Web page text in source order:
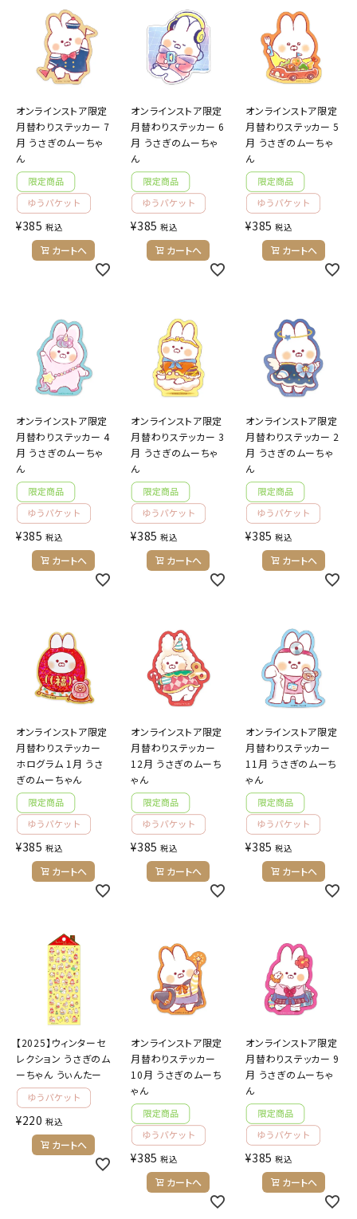
よくあるご質問
プライバシーポリシー
特定商取引法について
ACCOUNT MENU
ようこそ ゲスト 様
meeting_room ログイン person 会員登録
オンラインストア限定
月替わりステッカー 7
月 うさぎのムーちゃ
ん
¥385 税込
カートへ
オンラインストア限定
月替わりステッカー 6
月 うさぎのムーちゃ
ん
¥385 税込
カートへ
オンラインストア限定
月替わりステッカー 5
月 うさぎのムーちゃ
ん
¥385 税込
カートへ
オンラインストア限定
月替わりステッカー 4
月 うさぎのムーちゃ
ん
¥385 税込
カートへ
オンラインストア限定
月替わりステッカー 3
月 うさぎのムーちゃ
ん
¥385 税込
カートへ
オンラインストア限定
月替わりステッカー 2
月 うさぎのムーちゃ
ん
¥385 税込
カートへ
オンラインストア限定
月替わりステッカー
ホログラム 1月 うさ
ぎのムーちゃん
¥385 税込
カートへ
オンラインストア限定
月替わりステッカー
12月 うさぎのムーち
ゃん
¥385 税込
カートへ
オンラインストア限定
月替わりステッカー
11月 うさぎのムーち
ゃん
¥385 税込
カートへ
【2025】ウィンターセ
レクション うさぎのム
ーちゃん うぃんたー
¥220 税込
カートへ
オンラインストア限定
月替わりステッカー
10月 うさぎのムーち
ゃん
¥385 税込
カートへ
オンラインストア限定
月替わりステッカー 9
月 うさぎのムーちゃ
ん
¥385 税込
カートへ